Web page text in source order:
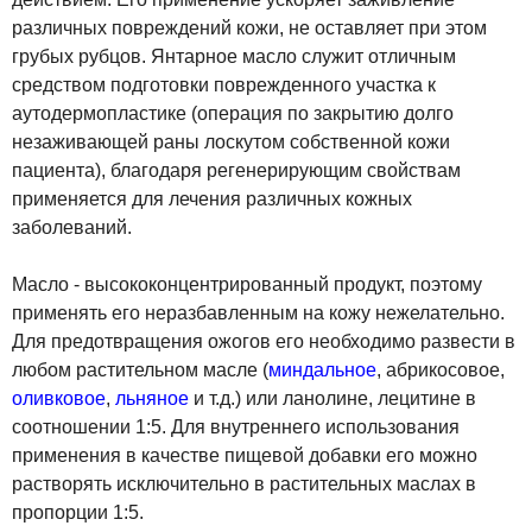
различных повреждений кожи, не оставляет при этом
грубых рубцов. Янтарное масло служит отличным
средством подготовки поврежденного участка к
аутодермопластике (операция по закрытию долго
незаживающей раны лоскутом собственной кожи
пациента), благодаря регенерирующим свойствам
применяется для лечения различных кожных
заболеваний.
Масло - высококонцентрированный продукт, поэтому
применять его неразбавленным на кожу нежелательно.
Для предотвращения ожогов его необходимо развести в
любом растительном масле (миндальное, абрикосовое,
оливковое, льняное и т.д.) или ланолине, лецитине в
соотношении 1:5. Для внутреннего использования
применения в качестве пищевой добавки его можно
растворять исключительно в растительных маслах в
пропорции 1:5.